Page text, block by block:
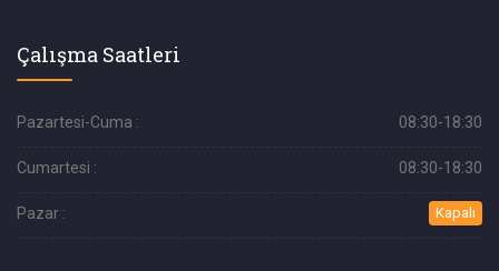
Çalışma Saatleri
Pazartesi-Cuma : 08:30-18:30
Cumartesi : 08:30-18:30
Pazar : Kapalı